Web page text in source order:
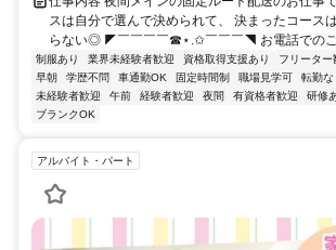
スは自分で選んで決められて、 決まったコース
らない◎ ◤￣￣￣￣☎⋆.✩￣￣￣◥ お電話でのご
制服あり 業界未経験者歓迎 資格取得支援あり フリーター
早朝
学歴不問 車通勤OK 固定時間制 職場見学可 転勤な
未経験者歓迎
午前 経験者歓迎 夜間 有資格者歓迎 研修
ブランクOK
アルバイト・パート